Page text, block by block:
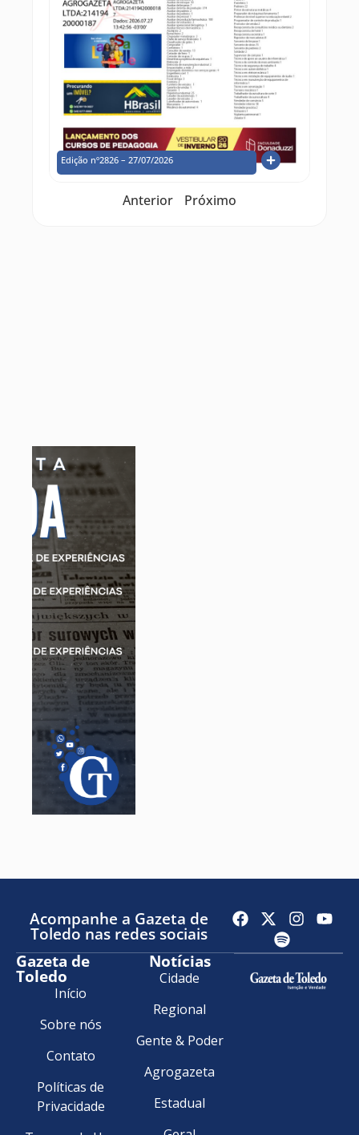
Edição nº2826 – 27/07/2026
Anterior Próximo
Acompanhe a Gazeta de
Toledo nas redes sociais
Gazeta de
Toledo
Início
Sobre nós
Contato
Políticas de
Privacidade
Notícias
Cidade
Regional
Gente & Poder
Agrogazeta
Estadual